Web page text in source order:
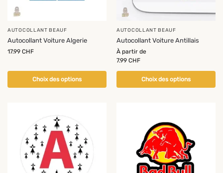
AUTOCOLLANT BEAUF
Autocollant Voiture Algerie
17.99 CHF
Choix des options
AUTOCOLLANT BEAUF
Autocollant Voiture Antillais
À partir de
7.99 CHF
Choix des options